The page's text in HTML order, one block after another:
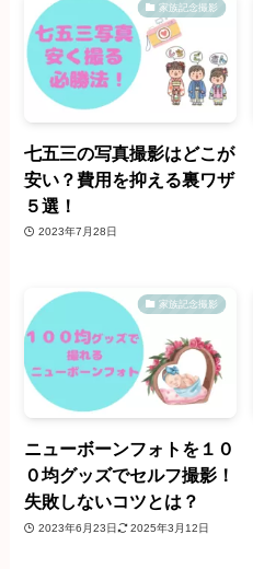
家族記念撮影
七五三の写真撮影はどこが
安い？費用を抑える裏ワザ
５選！
2023年7月28日
家族記念撮影
ニューボーンフォトを１０
０均グッズでセルフ撮影！
失敗しないコツとは？
2023年6月23日 2025年3月12日